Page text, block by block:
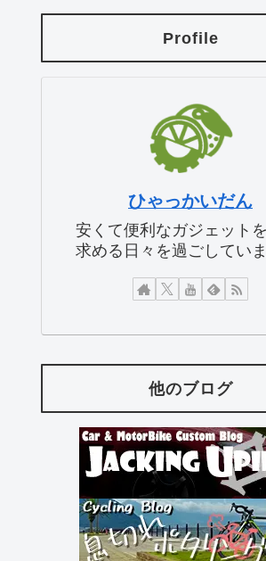
Profile
ひゃっかいだん
安くて便利なガジェット
求める日々を過ごしていま
他のブログ